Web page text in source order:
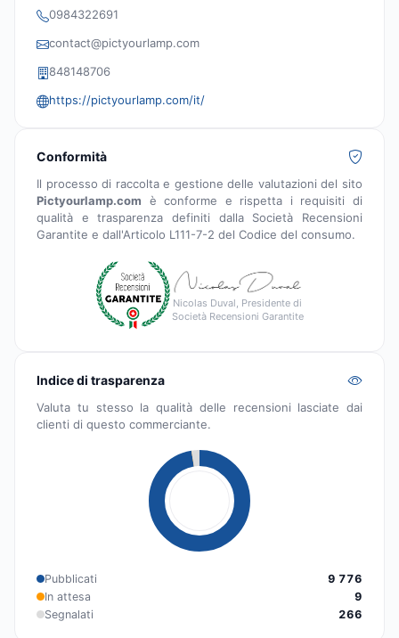
0984322691
contact@pictyourlamp.com
848148706
https://pictyourlamp.com/it/
Conformità
Il processo di raccolta e gestione delle valutazioni del sito
Pictyourlamp.com è conforme e rispetta i requisiti di
qualità e trasparenza definiti dalla Società Recensioni
Garantite e dall'Articolo L111-7-2 del Codice del consumo.
Nicolas Duval, Presidente di
Società Recensioni Garantite
Indice di trasparenza
Valuta tu stesso la qualità delle recensioni lasciate dai
clienti di questo commerciante.
Pubblicati
9 776
In attesa
9
Segnalati
266